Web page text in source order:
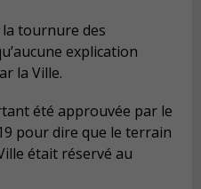
la tournure des
explication
la Ville.
été approuvée par le
pour dire que le terrain
était réservé au